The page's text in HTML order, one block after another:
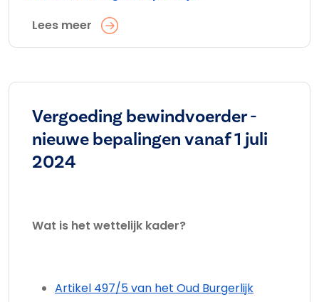
Lees meer
Vergoeding bewindvoerder -
nieuwe bepalingen vanaf 1 juli
2024
Wat is het wettelijk kader?
Artikel 497/5 van het Oud Burgerlijk